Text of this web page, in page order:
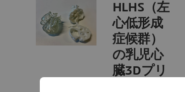
HLHS（左
心低形成
症候群）
の乳児心
臓3Dプリ